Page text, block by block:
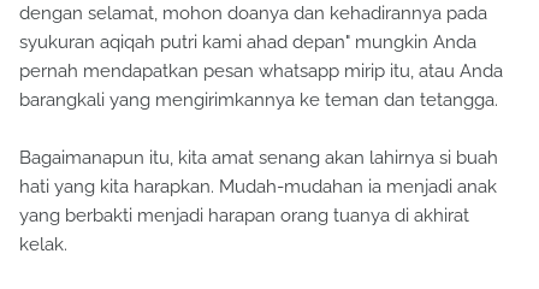
dengan selamat, mohon doanya dan kehadirannya pada
syukuran aqiqah putri kami ahad depan" mungkin Anda
pernah mendapatkan pesan whatsapp mirip itu, atau Anda
barangkali yang mengirimkannya ke teman dan tetangga.
Bagaimanapun itu, kita amat senang akan lahirnya si buah
hati yang kita harapkan. Mudah-mudahan ia menjadi anak
yang berbakti menjadi harapan orang tuanya di akhirat
kelak.